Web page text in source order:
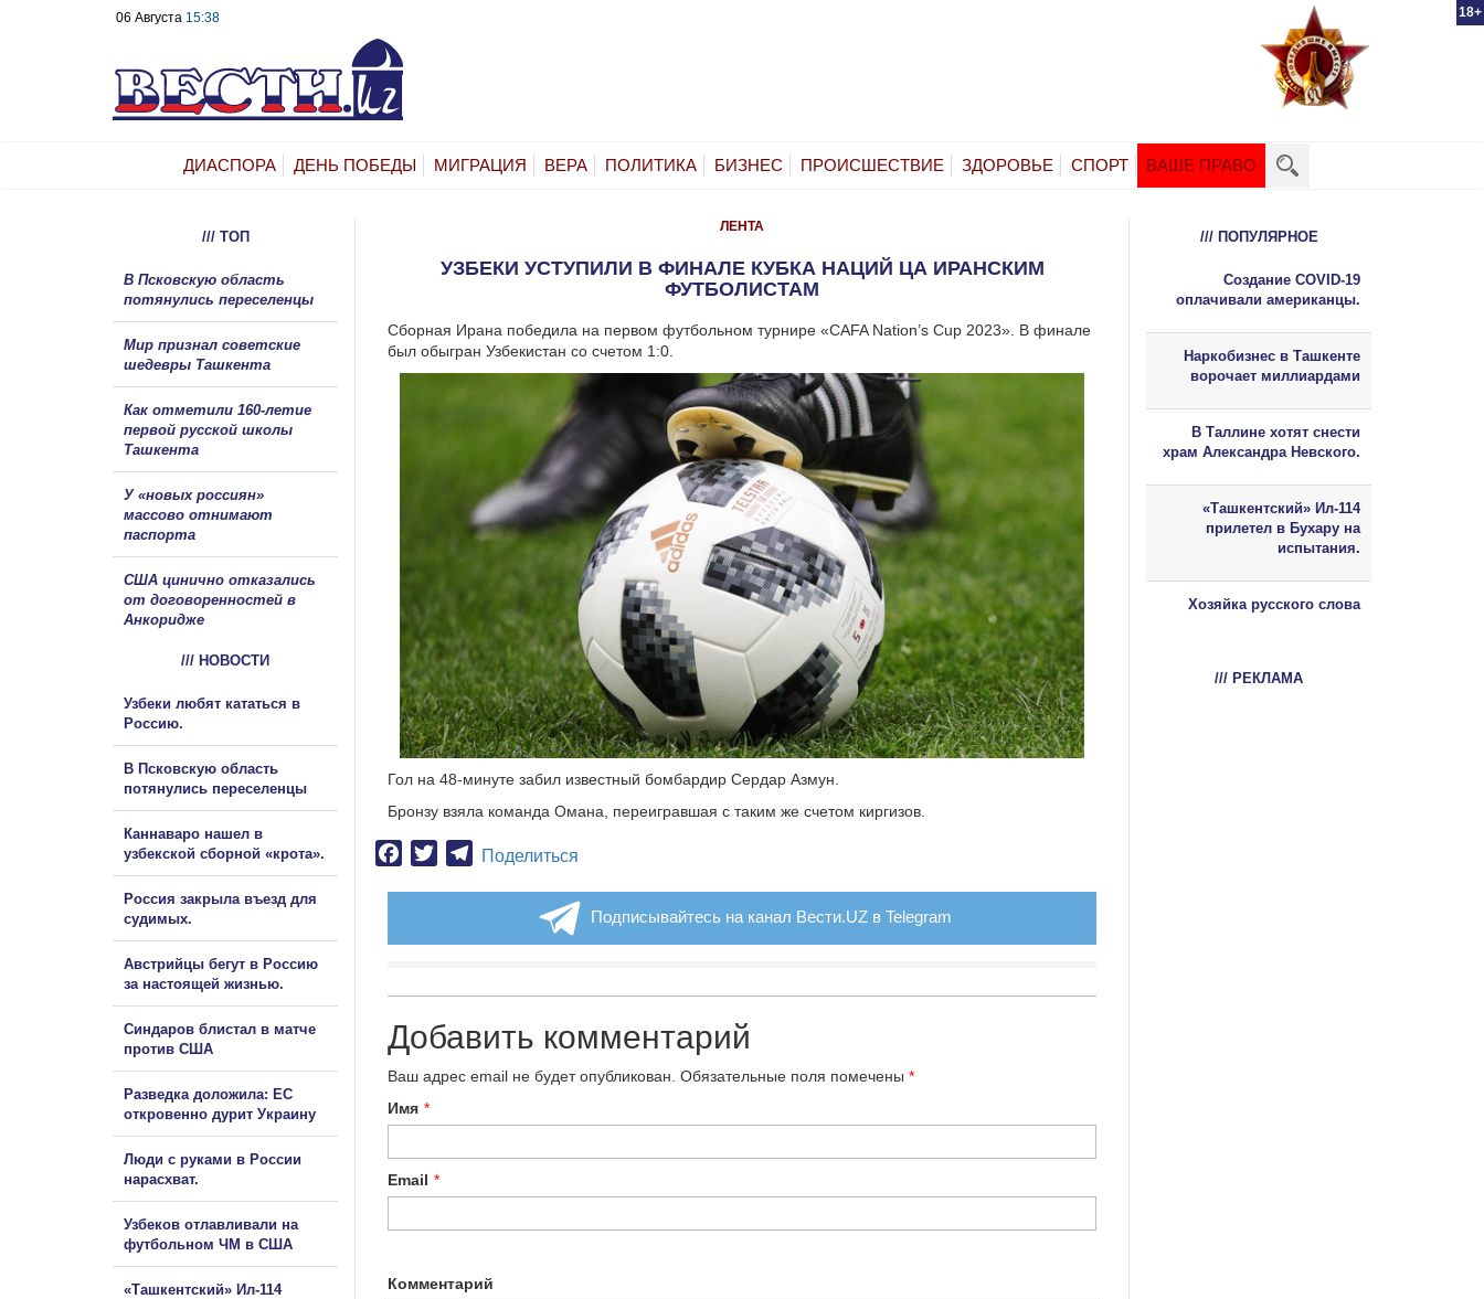
18+
06 Августа 15:38
ДИАСПОРА ДЕНЬ ПОБЕДЫ МИГРАЦИЯ ВЕРА ПОЛИТИКА БИЗНЕС ПРОИСШЕСТВИЕ ЗДОРОВЬЕ СПОРТ ВАШЕ ПРАВО
ЛЕНТА
УЗБЕКИ УСТУПИЛИ В ФИНАЛЕ КУБКА НАЦИЙ ЦА ИРАНСКИМ
ФУТБОЛИСТАМ
Сборная Ирана победила на первом футбольном турнире «CAFA Nation’s Cup 2023». В финале
был обыгран Узбекистан со счетом 1:0.
Гол на 48-минуте забил известный бомбардир Сердар Азмун.
Бронзу взяла команда Омана, переигравшая с таким же счетом киргизов.
Facebook
TwitterTelegram
Поделиться
Подписывайтесь на канал Вести.UZ в Telegram
Добавить комментарий
Ваш адрес email не будет опубликован. Обязательные поля помечены *
Имя *
Email *
Комментарий
/// ТОП
В Псковскую область
потянулись переселенцы
Мир признал советские
шедевры Ташкента
Как отметили 160-летие
первой русской школы
Ташкента
У «новых россиян»
массово отнимают
паспорта
США цинично отказались
от договоренностей в
Анкоридже
/// НОВОСТИ
Узбеки любят кататься в
Россию.
В Псковскую область
потянулись переселенцы
Каннаваро нашел в
узбекской сборной «крота».
Россия закрыла въезд для
судимых.
Австрийцы бегут в Россию
за настоящей жизнью.
Синдаров блистал в матче
против США
Разведка доложила: ЕС
откровенно дурит Украину
Люди с руками в России
нарасхват.
Узбеков отлавливали на
футбольном ЧМ в США
«Ташкентский» Ил-114
/// ПОПУЛЯРНОЕ
Создание COVID-19
оплачивали американцы.
Наркобизнес в Ташкенте
ворочает миллиардами
В Таллине хотят снести
храм Александра Невского.
«Ташкентский» Ил-114
прилетел в Бухару на
испытания.
Хозяйка русского слова
/// РЕКЛАМА